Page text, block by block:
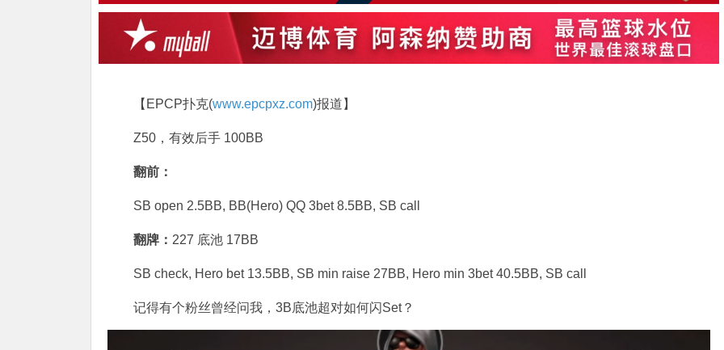
【EPCP扑克(www.epcpxz.com)报道】
Z50，有效后手 100BB
翻前：
SB open 2.5BB, BB(Hero) QQ 3bet 8.5BB, SB call
翻牌： 227 底池 17BB
SB check, Hero bet 13.5BB, SB min raise 27BB, Hero min 3bet 40.5BB, SB call
记得有个粉丝曾经问我，3B底池超对如何闪Set？